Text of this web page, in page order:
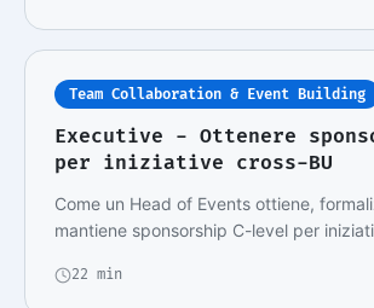
Team Collaboration & Event Building
Executive - Ottenere
per iniziative cross-BU
Come un Head of Events ottiene,
mantiene sponsorship C-level per
22 min